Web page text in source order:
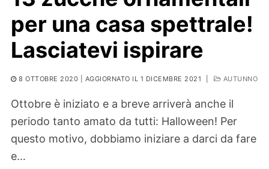
per una casa spettrale!
Lasciatevi ispirare
8 OTTOBRE 2020 | AGGIORNATO IL 1 DICEMBRE 2021 AUTUNNO
Ottobre è iniziato e a breve arriverà anche il
periodo tanto amato da tutti: Halloween! Per
questo motivo, dobbiamo iniziare a darci da fare
e…